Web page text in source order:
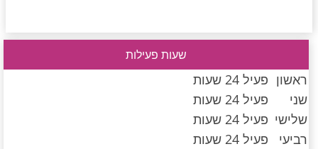
חדרים לפי שעה במישור החוף הדרומי
שעות פעילות
ראשון פעיל 24 שעות
שני
פעיל 24 שעות
שלישי פעיל 24 שעות
רביעי
פעיל 24 שעות